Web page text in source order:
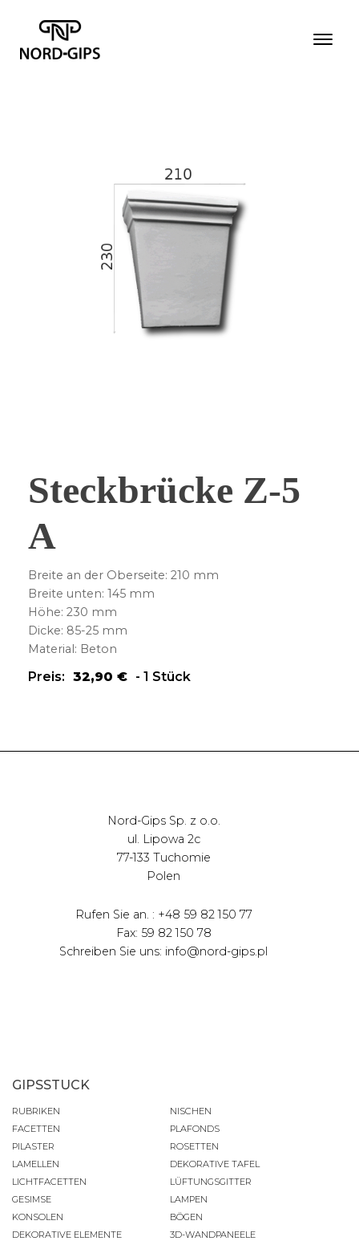
Steckbrücke Z-5
A
Breite an der Oberseite: 210 mm
Breite unten: 145 mm
Höhe: 230 mm
Dicke: 85-25 mm
Material: Beton
Preis: 32,90 € - 1 Stück
Nord-Gips Sp. z o.o.
ul. Lipowa 2c
77-133 Tuchomie
Polen
Rufen Sie an. : +48 59 82 150 77
Fax: 59 82 150 78
Schreiben Sie uns: info@nord-gips.pl
GIPSSTUCK
RUBRIKEN
FACETTEN
PILASTER
LAMELLEN
LICHTFACETTEN
GESIMSE
KONSOLEN
DEKORATIVE ELEMENTE
NISCHEN
PLAFONDS
ROSETTEN
DEKORATIVE TAFEL
LÜFTUNGSGITTER
LAMPEN
BÖGEN
3D-WANDPANEELE